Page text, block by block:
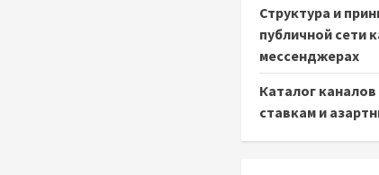
Структура и
публичной сети
мессенджерах
Каталог
ставкам и